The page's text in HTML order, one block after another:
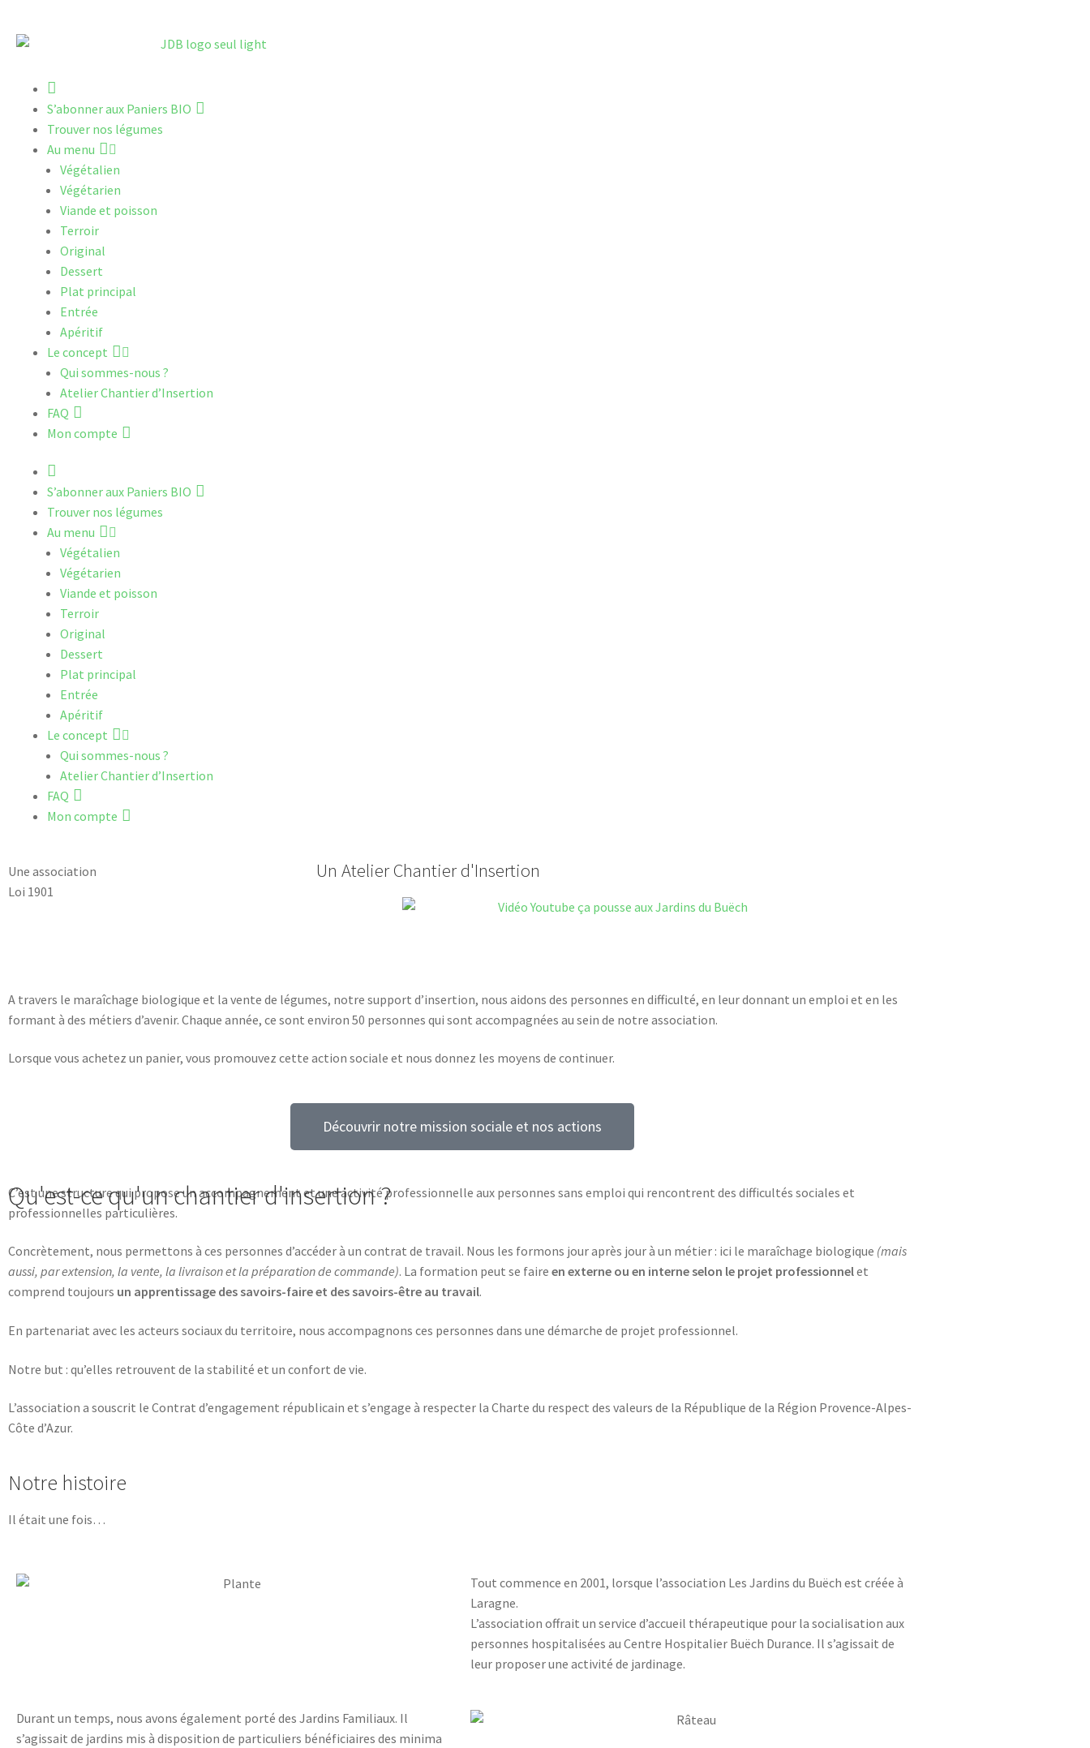
c
c
u
e
S’abonner aux Paniers BIO
Trouver nos légumes
Au menu
Végétalien
Végétarien
Viande et poisson
Terroir
Original
Dessert
Plat principal
Entrée
Apéritif
Le concept
Qui sommes-nous ?
Atelier Chantier d’Insertion
FAQ
Mon compte
c
c
u
e
S’abonner aux Paniers BIO
Trouver nos légumes
Au menu
Végétalien
Végétarien
Viande et poisson
Terroir
Original
Dessert
Plat principal
Entrée
Apéritif
Le concept
Qui sommes-nous ?
Atelier Chantier d’Insertion
FAQ
Mon compte
Une association
Loi 1901
Un Atelier Chantier d'Insertion
A travers le maraîchage biologique et la vente de légumes, notre support d’insertion, nous aidons des personnes en difficulté, en leur donnant un emploi et en les
formant à des métiers d’avenir. Chaque année, ce sont environ 50 personnes qui sont accompagnées au sein de notre association.
Lorsque vous achetez un panier, vous promouvez cette action sociale et nous donnez les moyens de continuer.
Découvrir notre mission sociale et nos actions
Qu'est-ce qu'un chantier d'insertion ?
C’est une structure qui propose un accompagnement et une activité professionnelle aux personnes sans emploi qui rencontrent des difficultés sociales et
professionnelles particulières.
Concrètement, nous permettons à ces personnes d’accéder à un contrat de travail. Nous les formons jour après jour à un métier : ici le maraîchage biologique (mais
aussi, par extension, la vente, la livraison et la préparation de commande). La formation peut se faire en externe ou en interne selon le projet professionnelet
comprend toujours un apprentissage des savoirs-faire et des savoirs-être au travail.
En partenariat avec les acteurs sociaux du territoire, nous accompagnons ces personnes dans une démarche de projet professionnel.
Notre but : qu’elles retrouvent de la stabilité et un confort de vie.
L’association a souscrit le Contrat d’engagement républicain et s’engage à respecter la Charte du respect des valeurs de la République de la Région Provence-Alpes-
Côte d’Azur.
Notre histoire
Il était une fois…
Tout commence en 2001, lorsque l’association Les Jardins du Buëch est créée à
Laragne.
L’association offrait un service d’accueil thérapeutique pour la socialisation aux
personnes hospitalisées au Centre Hospitalier Buëch Durance. Il s’agissait de
leur proposer une activité de jardinage.
Durant un temps, nous avons également porté des Jardins Familiaux. Il
s’agissait de jardins mis à disposition de particuliers bénéficiaires des minima